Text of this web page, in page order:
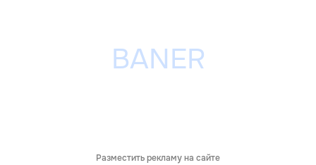
Разместить рекламу на сайте